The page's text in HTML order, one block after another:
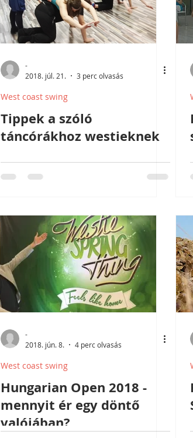
-
2018. júl. 21.
3 perc olvasás
West coast swing
Tippek a szóló
táncórákhoz westieknek
-
2018. jún. 8.
4 perc olvasás
West coast swing
Hungarian Open 2018 -
mennyit ér egy döntő
valójában?